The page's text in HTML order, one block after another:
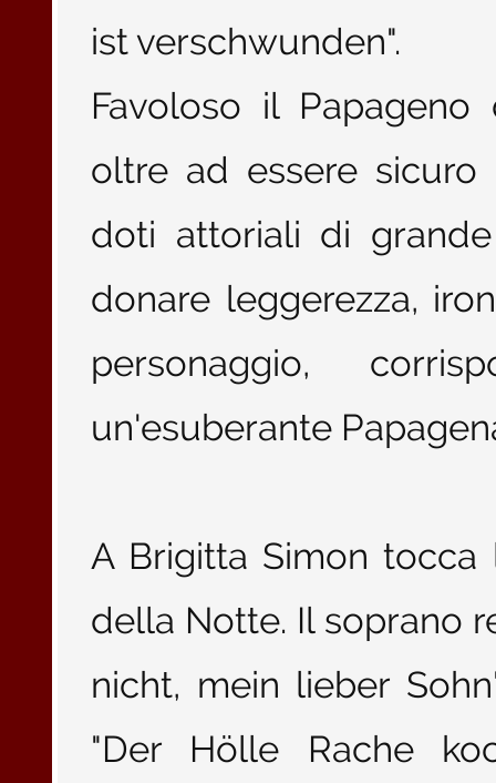
ist verschwunden".
Favoloso il
oltre ad essere
doti attoriali di
donare leggerezza,
personaggio,
un'esuberante
A Brigitta Simon
della Notte. Il soprano
nicht, mein lieber
"Der Hölle Rache